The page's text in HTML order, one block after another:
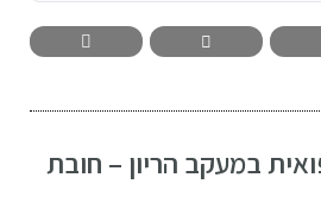
במעקב הריון – חובת